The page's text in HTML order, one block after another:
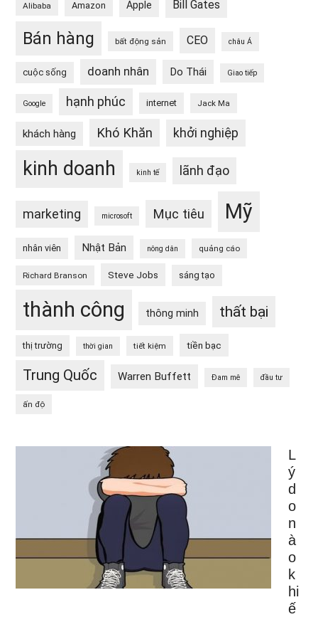
Alibaba Amazon Apple Bill Gates
Bán hàng bất động sản CEO châu Á
cuộc sống doanh nhân Do Thái Giao tiếp
Google hạnh phúc internet Jack Ma
khách hàng Khó Khăn khởi nghiệp
kinh doanh kinh tế lãnh đạo
marketing microsoft Mục tiêu Mỹ
nhân viên Nhật Bản nông dân quảng cáo
Richard Branson Steve Jobs sáng tạo
thành công thông minh thất bại
thị trường thời gian tiết kiệm tiền bạc
Trung Quốc Warren Buffett Đam mê đầu tư
ấn độ
L
ý
d
o
n
à
o
k
hi
ế